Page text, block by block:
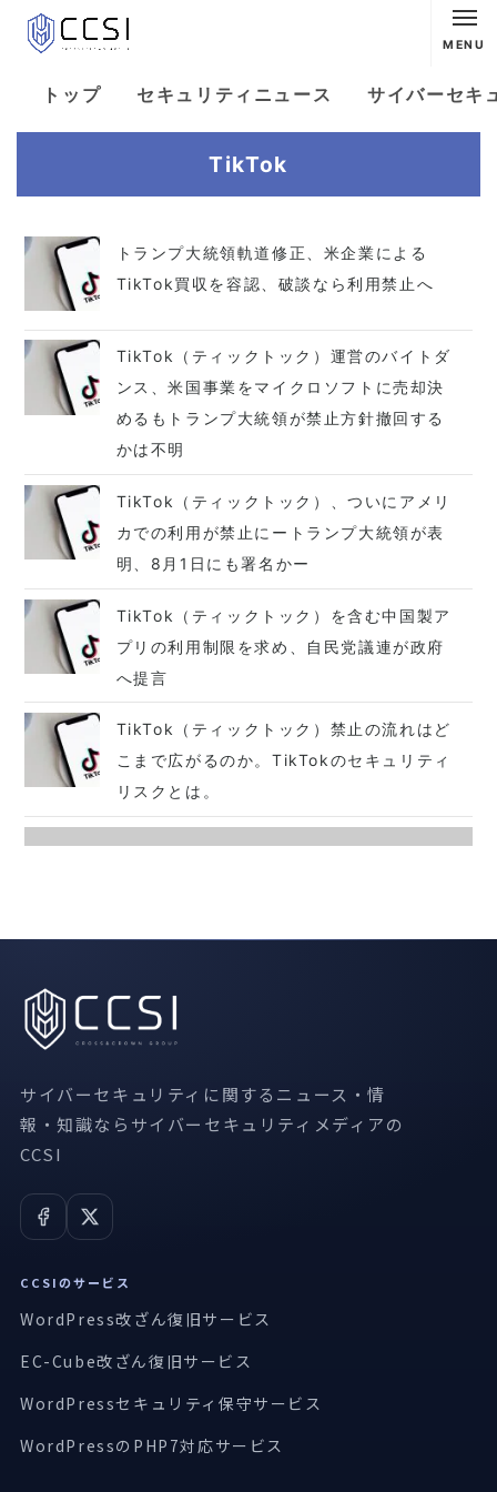
MENU
トップ セキュリティニュース サイバーセキ
TikTok
トランプ大統領軌道修正、米企業による
TikTok買収を容認、破談なら利用禁止へ
TikTok（ティックトック）運営のバイトダ
ンス、米国事業をマイクロソフトに売却決
めるもトランプ大統領が禁止方針撤回する
かは不明
TikTok（ティックトック）、ついにアメリ
カでの利用が禁止にートランプ大統領が表
明、8月1日にも署名かー
TikTok（ティックトック）を含む中国製ア
プリの利用制限を求め、自民党議連が政府
へ提言
TikTok（ティックトック）禁止の流れはど
こまで広がるのか。TikTokのセキュリティ
リスクとは。
サイバーセキュリティに関するニュース・情
報・知識ならサイバーセキュリティメディアの
CCSI
CCSIのサービス
WordPress改ざん復旧サービス
EC-Cube改ざん復旧サービス
WordPressセキュリティ保守サービス
WordPressのPHP7対応サービス